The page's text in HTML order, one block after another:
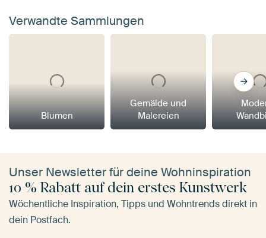
Verwandte Sammlungen
Blumen
Gemälde und
Malereien
Unser Newsletter für deine Wohninspiration
10 % Rabatt auf dein erstes Kunstwerk
Wöchentliche Inspiration, Tipps und Wohntrends direkt in
dein Postfach.